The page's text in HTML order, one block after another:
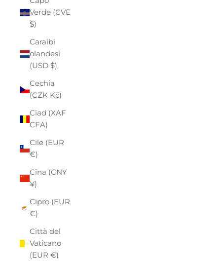
Verde (CVE
$)
Caraibi
olandesi
(USD $)
Cechia
(CZK Kč)
Ciad (XAF
CFA)
Cile (EUR
€)
Cina (CNY
¥)
Cipro (EUR
€)
Città del
Vaticano
(EUR €)